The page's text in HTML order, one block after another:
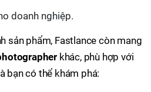
doanh nghiệp.
sản phẩm, Fastlance còn mang
khác, phù hợp với
bạn có thể khám phá: